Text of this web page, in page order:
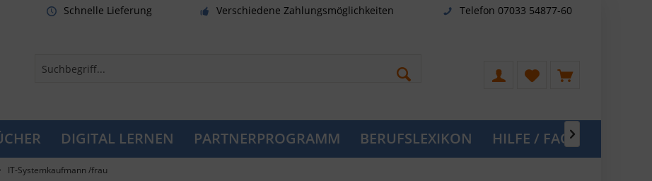
Schnelle Lieferung Verschiedene Zahlungsmöglichkeiten Telefon 07033 54877-60
DIGITAL LERNEN PARTNERPROGRAMM BERUFSLEXIKON HILFE / FAQ
IT-Systemkaufmann /frau